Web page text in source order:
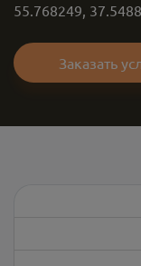
55.768249,
Заказать